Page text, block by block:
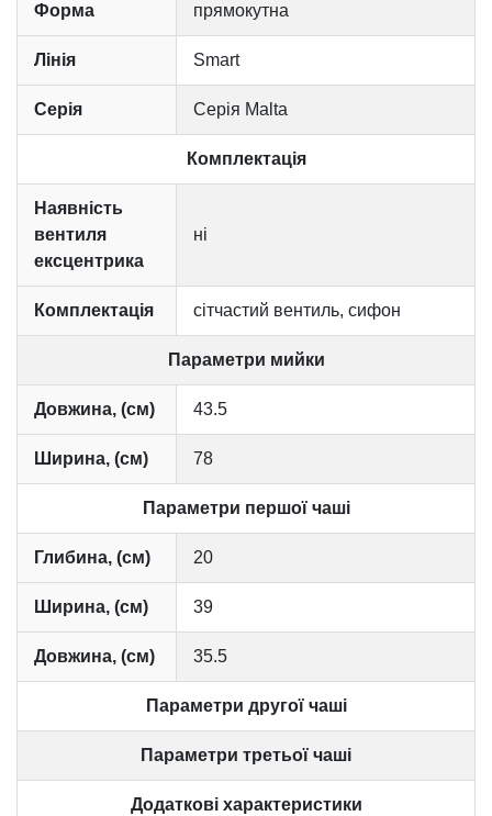
Форма прямокутна
Лінія Smart
Серія Серія Malta
Комплектація
Наявність
вентиля
ексцентрика
ні
Комплектація сітчастий вентиль, сифон
Параметри мийки
Довжина, (см) 43.5
Ширина, (см) 78
Параметри першої чаші
Глибина, (см) 20
Ширина, (см) 39
Довжина, (см) 35.5
Параметри другої чаші
Параметри третьої чаші
Додаткові характеристики